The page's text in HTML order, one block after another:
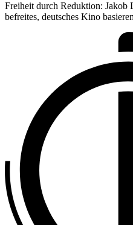
Freiheit durch Reduktion: Jakob
befreites, deutsches Kino